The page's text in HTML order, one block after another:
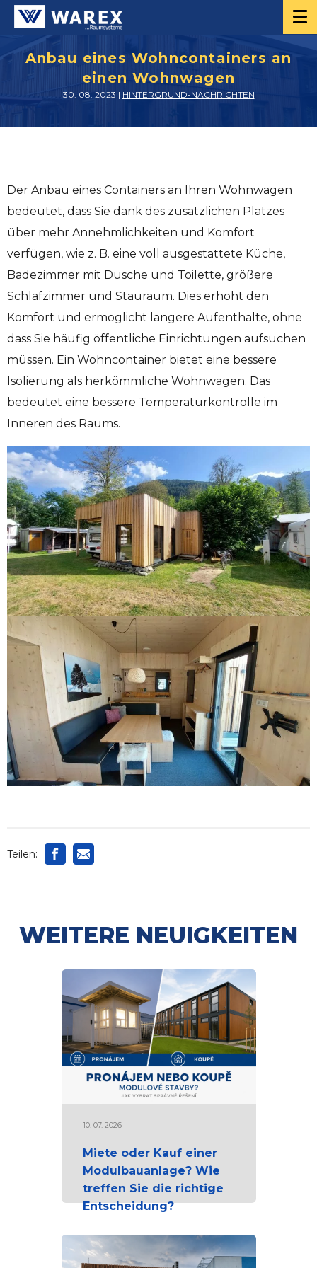
Anbau eines Wohncontainers an
einen Wohnwagen
30. 08. 2023 | HINTERGRUND-NACHRICHTEN
Der Anbau eines Containers an Ihren Wohnwagen
bedeutet, dass Sie dank des zusätzlichen Platzes
über mehr Annehmlichkeiten und Komfort
verfügen, wie z. B. eine voll ausgestattete Küche,
Badezimmer mit Dusche und Toilette, größere
Schlafzimmer und Stauraum. Dies erhöht den
Komfort und ermöglicht längere Aufenthalte, ohne
dass Sie häufig öffentliche Einrichtungen aufsuchen
müssen. Ein Wohncontainer bietet eine bessere
Isolierung als herkömmliche Wohnwagen. Das
bedeutet eine bessere Temperaturkontrolle im
Inneren des Raums.
Teilen:
WEITERE NEUIGKEITEN
10. 07. 2026
Miete oder Kauf einer
Modulbauanlage? Wie
treffen Sie die richtige
Entscheidung?